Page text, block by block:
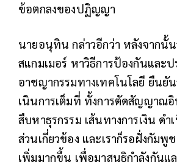
ข้อตกลงของปฏิญญา
นายอนุทิน กล่าวอีกว่า หลังจากนั้
สแกมเมอร์ หาวิธีการป้องกันและ
อาชญากรรมทางเทคโนโลยี ยืนยั
เนินการเต็มที่ ทั้งการตัดสัญญาณอิ
สืบหาธุรกรรม เส้นทางการเงิน ด
ส่วนเกี่ยวข้อง และเราก็รอฝั่งกัมพู
เพิ่มมากขึ้น เพื่อมาสนธิกำลังกันแ